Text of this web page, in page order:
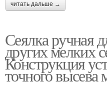
читать дальше →
Сеялка ручная
других мелких
Конструкция
точного высева